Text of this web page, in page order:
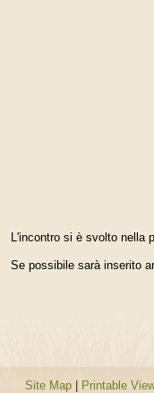
L'incontro si è svolto nella
Se possibile sarà inserito
Site Map Printable